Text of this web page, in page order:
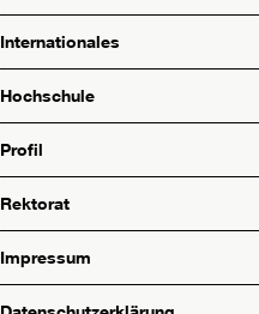
Internationales
Hochschule
Profil
Rektorat
Impressum